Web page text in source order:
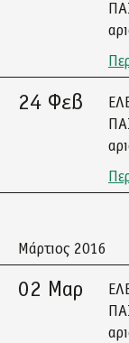
24 Φεβ
Μάρτιος 2016
02 Μαρ